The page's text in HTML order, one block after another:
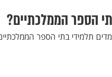
הספר הממלכתיים?
תלמידי בתי הספר